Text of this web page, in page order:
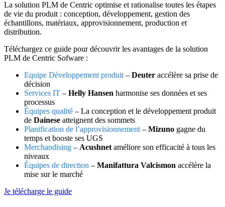
La solution PLM de Centric optimise et rationalise toutes les étapes
de vie du produit : conception, développement, gestion des
échantillons, matériaux, approvisionnement, production et
distribution.
Téléchargez ce guide pour découvrir les avantages de la solution
PLM de Centric Sofware :
Equipe Développement produit – Deuter accélère sa prise de
décision
Services IT – Helly Hansen harmonise ses données et ses
processus
Équipes qualité – La conception et le développement produit
de Dainese atteignent des sommets
Planification de l’approvisionnement – Mizuno gagne du
temps et booste ses UGS
Merchandising – Acushnet améliore son efficacité à tous les
niveaux
Équipes de direction – Manifattura Valcismon accélère la
mise sur le marché
Je télécharge le guide